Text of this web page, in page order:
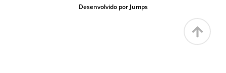
Desenvolvido por Jumps